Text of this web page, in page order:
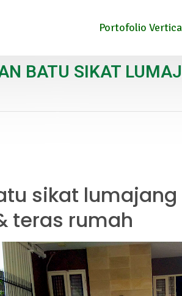
Portofolio
BATU SIKAT
sikat
teras rumah